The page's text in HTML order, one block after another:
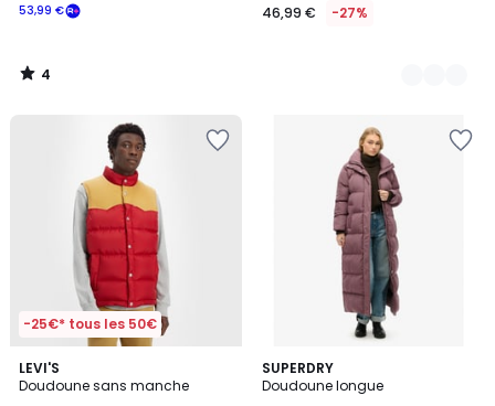
53,99 €
4
/
46,99 € -27%
-25€* tous les 50€
LEVI'S
Doudoune sans manche
5
/
SUPERDRY
Doudoune longue
4
/
2
Couleurs